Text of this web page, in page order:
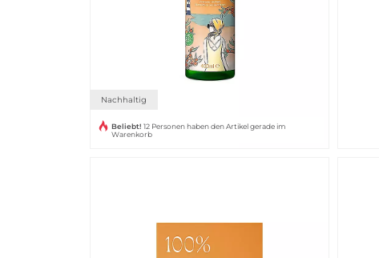
Nachhaltig
Beliebt! 12 Personen haben den Artikel gerade im
Warenkorb